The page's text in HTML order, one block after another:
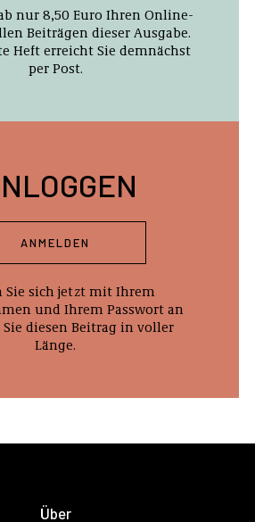
nur 8,50 Euro Ihren Online-
Beiträgen dieser Ausgabe.
Heft erreicht Sie demnächst
per Post.
ANMELDEN
Sie sich jetzt mit Ihrem
und Ihrem Passwort an
diesen Beitrag in voller
Länge.
Über